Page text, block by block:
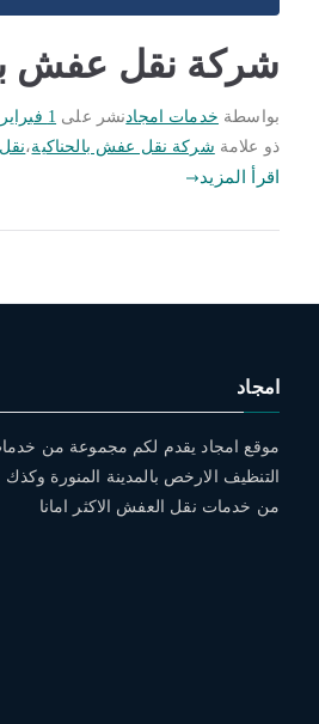
شركة نقل عفش بالحناكية | خصم
بواسطة خدمات امجادنشر على 1 فبراير، 2025
ذو علامة شركة نقل عفش بالحناكية،
اقرأ المزيد
امجاد
موقع امجاد يقدم لكم مجموعة من
التنظيف الارخص بالمدينة المنورة
من خدمات نقل العفش الاكثر امانا